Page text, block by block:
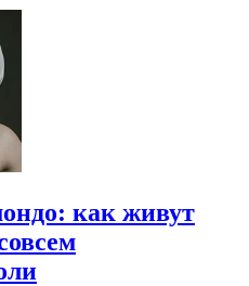
как живут